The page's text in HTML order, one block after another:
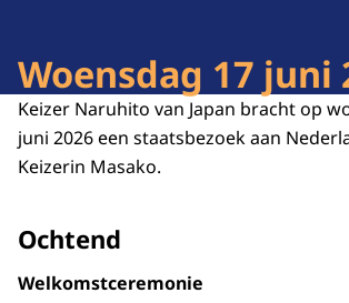
Woensdag 17 juni
Keizer Naruhito van Japan bracht op
juni 2026 een staatsbezoek aan
Keizerin Masako.
Ochtend
Welkomstceremonie